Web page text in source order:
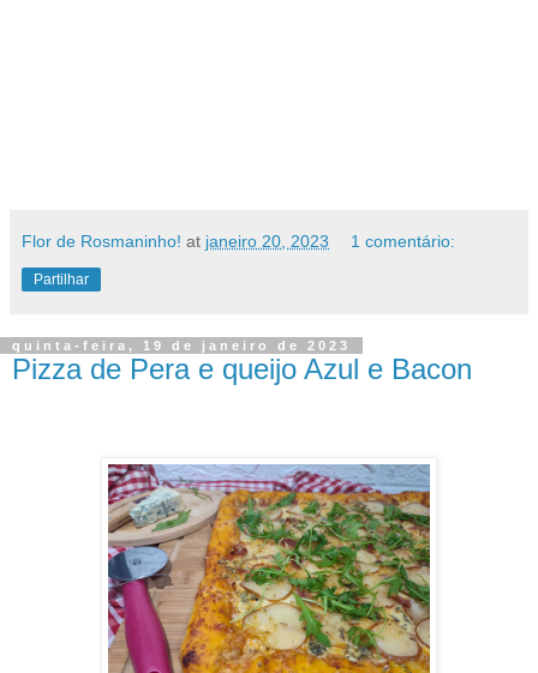
Flor de Rosmaninho! at janeiro 20, 2023 1 comentário:
Partilhar
quinta-feira, 19 de janeiro de 2023
Pizza de Pera e queijo Azul e Bacon